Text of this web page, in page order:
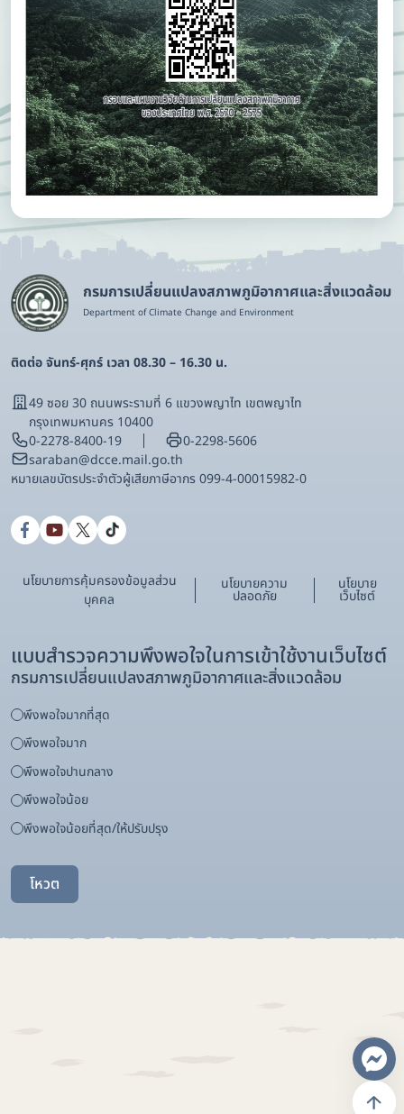
กรมการเปลี่ยนแปลงสภาพภูมิอากาศและสิ่งแวดล้อม
Department of Climate Change and Environment
ติดต่อ จันทร์-ศุกร์ เวลา 08.30 – 16.30 น.
49 ซอย 30 ถนนพระรามที่ 6 แขวงพญาไท เขตพญาไท
กรุงเทพมหานคร 10400
0-2278-8400-19
0-2298-5606
saraban@dcce.mail.go.th
หมายเลขบัตรประจําตัวผู้เสียภาษีอากร 099-4-00015982-0
นโยบายการคุ้มครองข้อมูลส่วน
บุคคล
นโยบายความ
ปลอดภัย
นโยบาย
เว็บไซต์
แบบสำรวจความพึงพอใจในการเข้าใช้งานเว็บไซต์
กรมการเปลี่ยนแปลงสภาพภูมิอากาศและสิ่งแวดล้อม
พึงพอใจมากที่สุด
พึงพอใจมาก
พึงพอใจปานกลาง
พึงพอใจน้อย
พึงพอใจน้อยที่สุด/ให้ปรับปรุง
โหวต